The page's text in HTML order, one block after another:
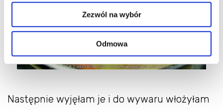
Zezwól na wybór
Odmowa
Następnie wyjęłam je i do wywaru włożyłam